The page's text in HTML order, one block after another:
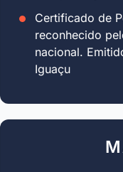
Certificado de
reconhecido
nacional.
Iguaçu